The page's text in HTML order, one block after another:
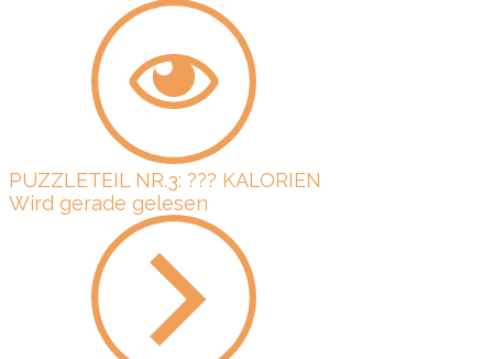
PUZZLETEIL NR.3: ??? KALORIEN
Wird gerade gelesen